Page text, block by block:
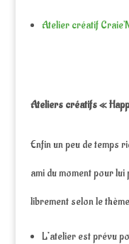
Atelier créatif
Ateliers créatifs «
Enfin un peu de temps
ami du moment pour
librement selon le
L’atelier est prévu